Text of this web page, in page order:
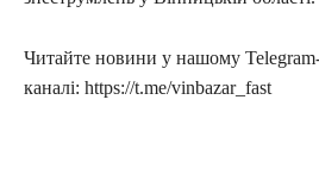
Читайте новини у нашому
каналі: https://t.me/vinbazar_fast